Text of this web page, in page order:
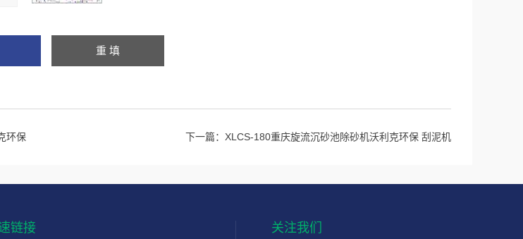
环保 下一篇： XLCS-180重庆旋流沉砂池除砂机沃利克环保 刮泥机
链接 关注我们